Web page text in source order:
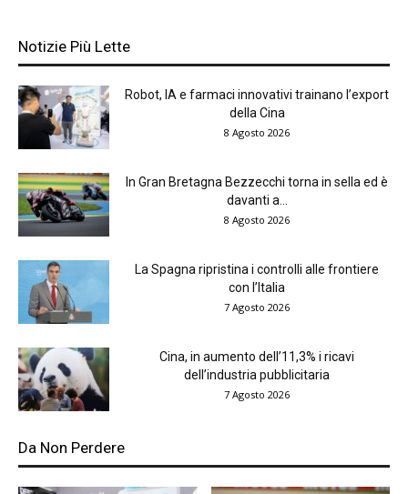
Notizie Più Lette
Robot, IA e farmaci innovativi trainano l’export
della Cina
8 Agosto 2026
In Gran Bretagna Bezzecchi torna in sella ed è
davanti a...
8 Agosto 2026
La Spagna ripristina i controlli alle frontiere
con l’Italia
7 Agosto 2026
Cina, in aumento dell’11,3% i ricavi
dell’industria pubblicitaria
7 Agosto 2026
Da Non Perdere